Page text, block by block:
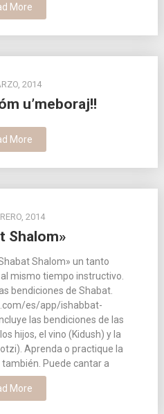
More
2014
u’meboraj!!
More
2014
Shalom»
Shalom» un tanto
mismo tiempo instructivo.
bendiciones de Shabat.
es/app/ishabbat-
las bendiciones de las
hijos, el vino (Kidush) y la
Aprenda o practique la
Puede cantar a
More